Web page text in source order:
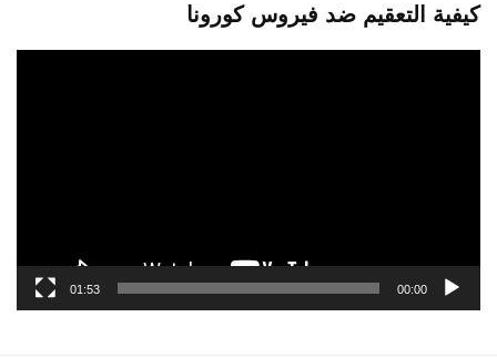
كيفية التعقيم ضد فيروس كورونا
00:00
01:53